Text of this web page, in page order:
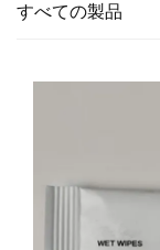
すべての製品